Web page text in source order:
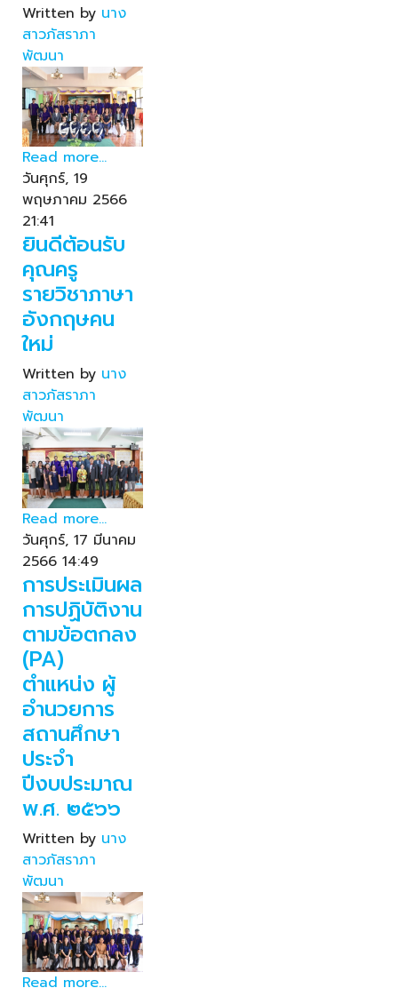
Written by นาง
สาวภัสราภา
พัฒนา
Read more...
วันศุกร์, 19
พฤษภาคม 2566
21:41
ยินดีต้อนรับ
คุณครู
รายวิชาภาษา
อังกฤษคน
ใหม่
Written by นาง
สาวภัสราภา
พัฒนา
Read more...
วันศุกร์, 17 มีนาคม
2566 14:49
การประเมินผล
การปฏิบัติงาน
ตามข้อตกลง
(PA)
ตำแหน่ง ผู้
อำนวยการ
สถานศึกษา
ประจำ
ปีงบประมาณ
พ.ศ. ๒๕๖๖
Written by นาง
สาวภัสราภา
พัฒนา
Read more...